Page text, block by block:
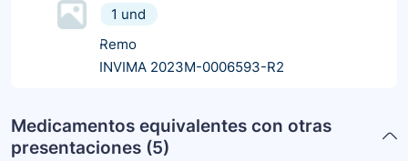
1 und
Remo
INVIMA 2023M-0006593-R2
Medicamentos equivalentes con otras
presentaciones (5)